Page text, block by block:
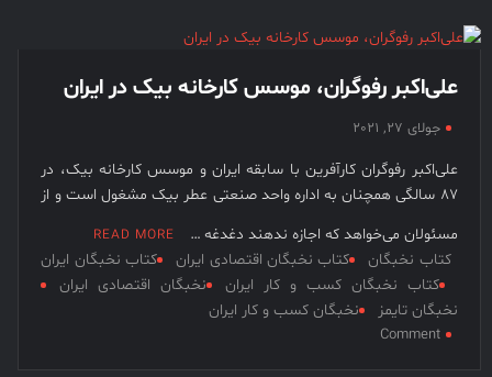
فنی
–
بخش
اول:
ها
علی‌اکبر رفوگران، موسس کارخانه بیک در ایران
جولای 27, 2021
علی‌اکبر رفوگران کارآفرین با سابقه ایران و موسس کارخانه بیک، در
87 سالگی همچنان به اداره واحد صنعتی عطر بیک مشغول است و از
مسئولان می‌خواهد که اجازه ندهند دغدغه …
READ MORE
کتاب نخبگان کتاب نخبگان اقتصادی ایران
کتاب نخبگان ایران
کتاب نخبگان کسب و کار ایران
نخبگان اقتصادی ایران
نخبگان تایمز
نخبگان کسب و کار ایران
Comment